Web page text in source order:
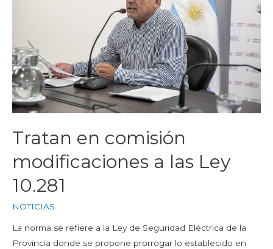
Tratan en comisión
modificaciones a las Ley
10.281
NOTICIAS
La norma se refiere a la Ley de Seguridad Eléctrica de la
Provincia donde se propone prorrogar lo establecido en